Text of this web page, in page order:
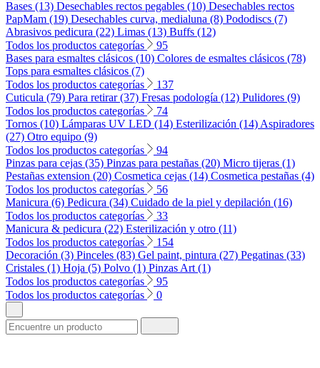
Bases (13) Desechables rectos pegables (10) Desechables rectos
PapMam (19) Desechables curva, medialuna (8) Pododiscs (7)
Abrasivos pedicura (22) Limas (13) Buffs (12)
Todos los productos categorías
95
Bases para esmaltes clásicos (10) Colores de esmaltes clásicos (78)
Tops para esmaltes clásicos (7)
Todos los productos categorías
137
Cuticula (79) Para retirar (37) Fresas podología (12) Pulidores (9)
Todos los productos categorías
74
Tornos (10) Lámparas UV LED (14) Esterilización (14) Aspiradores
(27) Otro equipo (9)
Todos los productos categorías
94
Pinzas para cejas (35) Pinzas para pestañas (20) Micro tijeras (1)
Pestañas extension (20) Cosmetica cejas (14) Cosmetica pestañas (4)
Todos los productos categorías
56
Manicura (6) Pedicura (34) Cuidado de la piel y depilación (16)
Todos los productos categorías
33
Manicura & pedicura (22) Esterilización y otro (11)
Todos los productos categorías
154
Decoración (3) Pinceles (83) Gel paint, pintura (27) Pegatinas (33)
Cristales (1) Hoja (5) Polvo (1) Pinzas Art (1)
Todos los productos categorías
95
Todos los productos categorías
0